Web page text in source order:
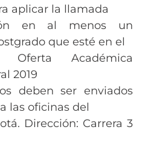
aplicar la llamada
en al menos un
que esté en el
Oferta Académica
2019
deben ser enviados
las oficinas del
Dirección: Carrera 3